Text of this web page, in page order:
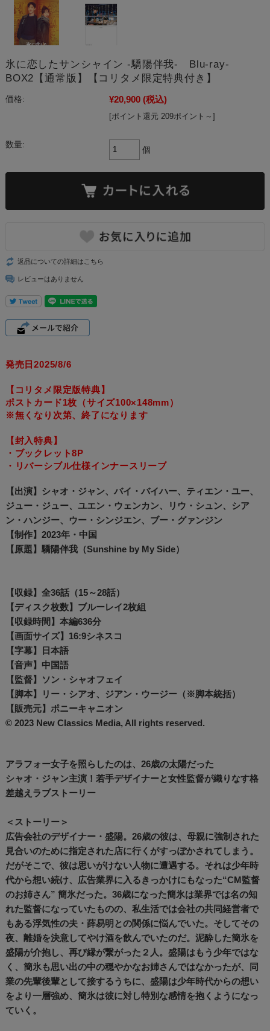
氷に恋したサンシャイン -驕陽伴我- Blu-ray-
BOX2【通常版】【コリタメ限定特典付き】
価格: ¥20,900 (税込)
[ポイント還元 209ポイント～]
数量:
個
返品についての詳細はこちら
レビューはありません
発売日2025/8/6
【コリタメ限定版特典】
ポストカード1枚（サイズ100×148mm）
※無くなり次第、終了になります
【封入特典】
・ブックレット8P
・リバーシブル仕様インナースリーブ
【出演】シャオ・ジャン、バイ・バイハー、ティエン・ユー、
ジュー・ジュー、ユエン・ウェンカン、リウ・シュン、シア
ン・ハンジー、ウー・シンジエン、ブー・グァンジン
【制作】2023年・中国
【原題】驕陽伴我（Sunshine by My Side）
【収録】全36話（15～28話）
【ディスク枚数】ブルーレイ2枚組
【収録時間】本編636分
【画面サイズ】16:9シネスコ
【字幕】日本語
【音声】中国語
【監督】ソン・シャオフェイ
【脚本】リー・シアオ、ジアン・ウージー（※脚本統括）
【販売元】ポニーキャニオン
© 2023 New Classics Media, All rights reserved.
アラフォー女子を照らしたのは、26歳の太陽だった
シャオ・ジャン主演！若手デザイナーと女性監督が織りなす格
差越えラブストーリー
＜ストーリー＞
広告会社のデザイナー・盛陽。26歳の彼は、母親に強制された
見合いのために指定された店に行くがすっぽかされてしまう。
だがそこで、彼は思いがけない人物に遭遇する。それは少年時
代から想い続け、広告業界に入るきっかけにもなった“CM監督
のお姉さん” 簡氷だった。36歳になった簡氷は業界では名の知
れた監督になっていたものの、私生活では会社の共同経営者で
もある浮気性の夫・薛易明との関係に悩んでいた。そしてその
夜、離婚を決意してやけ酒を飲んでいたのだ。泥酔した簡氷を
盛陽が介抱し、再び縁が繋がった２人。盛陽はもう少年ではな
く、簡氷も思い出の中の穏やかなお姉さんではなかったが、同
業の先輩後輩として接するうちに、盛陽は少年時代からの想い
をより一層強め、簡氷は彼に対し特別な感情を抱くようになっ
ていく。